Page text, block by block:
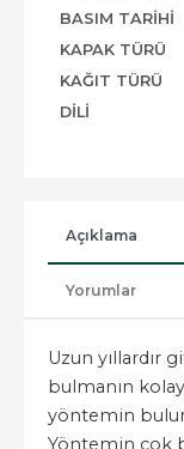
BASIM TARIHI
KAPAK TÜRÜ
KAĞIT TÜRÜ
DILI
Açıklama
Yorumlar
Uzun yıllardır
bulmanın
yöntemin
Yöntemin çok